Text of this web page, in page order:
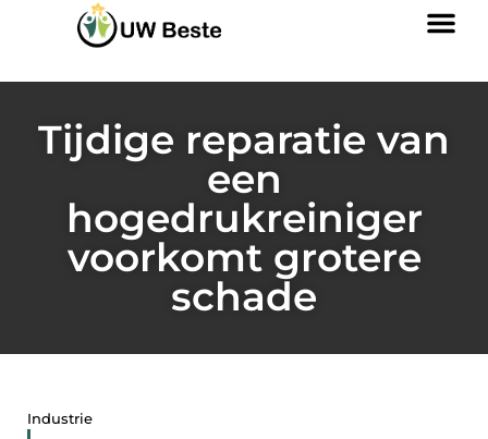
Tijdige reparatie van
een
hogedrukreiniger
voorkomt grotere
schade
Industrie